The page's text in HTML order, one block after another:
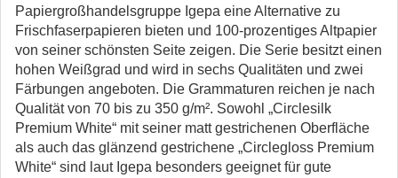
Papiergroßhandelsgruppe Igepa eine Alternative zu
Frischfaserpapieren bieten und 100-prozentiges Altpapier
von seiner schönsten Seite zeigen. Die Serie besitzt einen
hohen Weißgrad und wird in sechs Qualitäten und zwei
Färbungen angeboten. Die Grammaturen reichen je nach
Qualität von 70 bis zu 350 g/m². Sowohl „Circlesilk
Premium White“ mit seiner matt gestrichenen Oberfläche
als auch das glänzend gestrichene „Circlegloss Premium
White“ sind laut Igepa besonders geeignet für gute